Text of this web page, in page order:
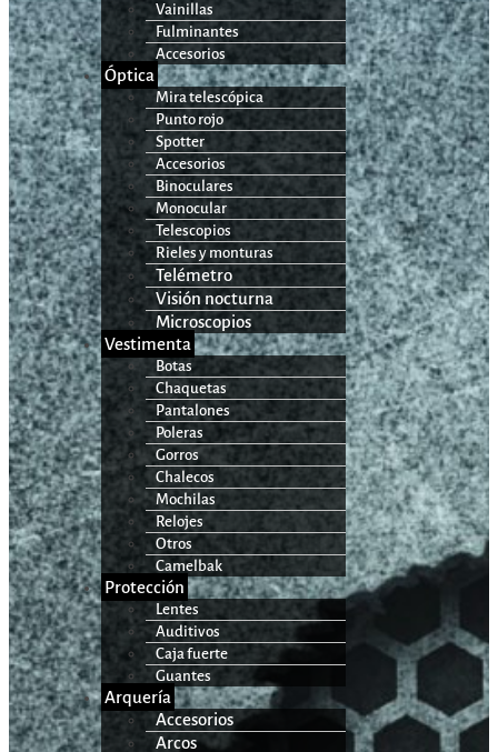
Vainillas
Fulminantes
Accesorios
Óptica
Mira telescópica
Punto rojo
Spotter
Accesorios
Binoculares
Monocular
Telescopios
Rieles y monturas
Telémetro
Visión nocturna
Microscopios
Vestimenta
Botas
Chaquetas
Pantalones
Poleras
Gorros
Chalecos
Mochilas
Relojes
Otros
Camelbak
Protección
Lentes
Auditivos
Caja fuerte
Guantes
Arquería
Accesorios
Arcos